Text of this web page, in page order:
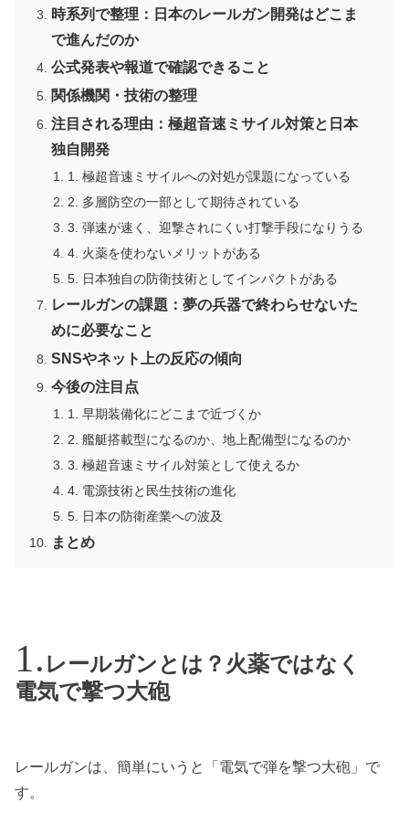
時系列で整理：日本のレールガン開発はどこま
で進んだのか
公式発表や報道で確認できること
関係機関・技術の整理
注目される理由：極超音速ミサイル対策と日本
独自開発
1. 極超音速ミサイルへの対処が課題になっている
2. 多層防空の一部として期待されている
3. 弾速が速く、迎撃されにくい打撃手段になりうる
4. 火薬を使わないメリットがある
5. 日本独自の防衛技術としてインパクトがある
レールガンの課題：夢の兵器で終わらせないた
めに必要なこと
SNSやネット上の反応の傾向
今後の注目点
1. 早期装備化にどこまで近づくか
2. 艦艇搭載型になるのか、地上配備型になるのか
3. 極超音速ミサイル対策として使えるか
4. 電源技術と民生技術の進化
5. 日本の防衛産業への波及
まとめ
レールガンとは？火薬ではなく
電気で撃つ大砲
レールガンは、簡単にいうと「電気で弾を撃つ大砲」で
す。